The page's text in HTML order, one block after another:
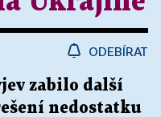
ODEBÍRAT
zabilo další
nedostatku